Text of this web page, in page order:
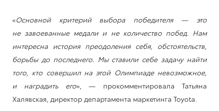
«Основной критерий выбора победителя — это
не завоеванные медали и не количество побед. Нам
интересна история преодоления себя, обстоятельств,
борьбы до последнего. Мы ставили себе задачу найти
того, кто совершил на этой Олимпиаде невозможное,
и наградить его», — прокомментировала Татьяна
Халявская, директор департамента маркетинга Toyota.